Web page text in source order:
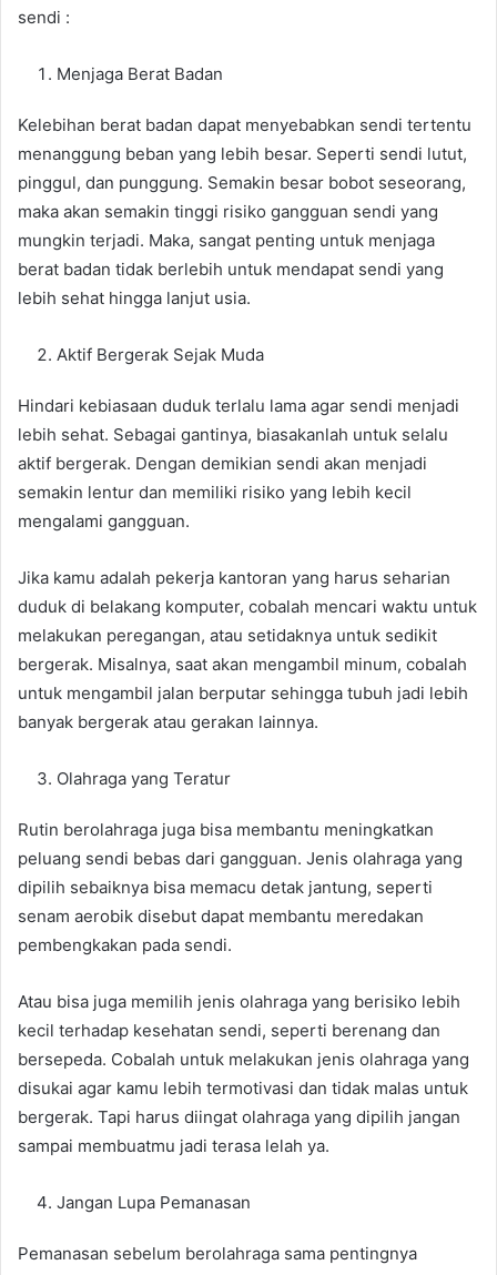
sendi :
Menjaga Berat Badan
Kelebihan berat badan dapat menyebabkan sendi tertentu
menanggung beban yang lebih besar. Seperti sendi lutut,
pinggul, dan punggung. Semakin besar bobot seseorang,
maka akan semakin tinggi risiko gangguan sendi yang
mungkin terjadi. Maka, sangat penting untuk menjaga
berat badan tidak berlebih untuk mendapat sendi yang
lebih sehat hingga lanjut usia.
Aktif Bergerak Sejak Muda
Hindari kebiasaan duduk terlalu lama agar sendi menjadi
lebih sehat. Sebagai gantinya, biasakanlah untuk selalu
aktif bergerak. Dengan demikian sendi akan menjadi
semakin lentur dan memiliki risiko yang lebih kecil
mengalami gangguan.
Jika kamu adalah pekerja kantoran yang harus seharian
duduk di belakang komputer, cobalah mencari waktu untuk
melakukan peregangan, atau setidaknya untuk sedikit
bergerak. Misalnya, saat akan mengambil minum, cobalah
untuk mengambil jalan berputar sehingga tubuh jadi lebih
banyak bergerak atau gerakan lainnya.
Olahraga yang Teratur
Rutin berolahraga juga bisa membantu meningkatkan
peluang sendi bebas dari gangguan. Jenis olahraga yang
dipilih sebaiknya bisa memacu detak jantung, seperti
senam aerobik disebut dapat membantu meredakan
pembengkakan pada sendi.
Atau bisa juga memilih jenis olahraga yang berisiko lebih
kecil terhadap kesehatan sendi, seperti berenang dan
bersepeda. Cobalah untuk melakukan jenis olahraga yang
disukai agar kamu lebih termotivasi dan tidak malas untuk
bergerak. Tapi harus diingat olahraga yang dipilih jangan
sampai membuatmu jadi terasa lelah ya.
Jangan Lupa Pemanasan
Pemanasan sebelum berolahraga sama pentingnya